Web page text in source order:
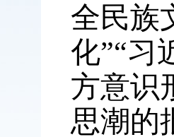
全民族
化”“习
方意识
思潮的